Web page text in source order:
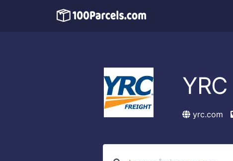
YRC
yrc.com